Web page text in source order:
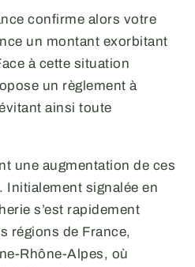
confirme alors votre
un montant exorbitant
à cette situation
un règlement à
ainsi toute
une augmentation de ces
signalée en
s’est rapidement
régions de France,
Rhône-Alpes, où